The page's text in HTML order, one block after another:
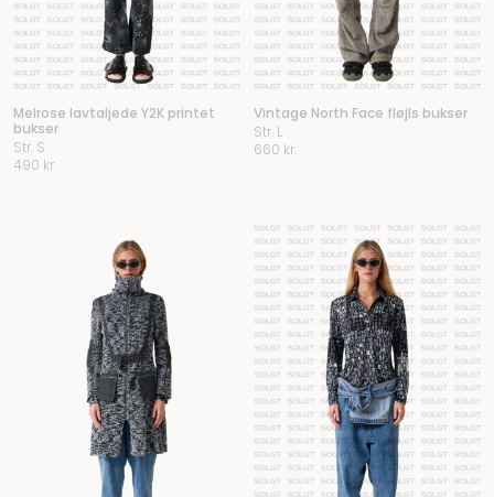
Melrose lavtaljede Y2K printet
bukser
Str. S
490 kr.
Vintage North Face fløjls bukser
Str. L
660 kr.